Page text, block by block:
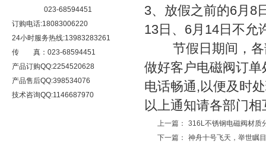
023-68594451
订购电话:18083006220
24小时服务热线:13983283261
传 真：023-68594451
产品订购QQ:2254520628
产品售后QQ:398534076
技术咨询QQ:1146687970
3、放假之前的6月8
13日、6月14日不允
节假日期间，各
做好客户电磁阀订
电话畅通,以便及时
以上通知请各部门
上一篇：
316L不锈钢电磁阀材质
下一篇：
神舟十号飞天，举世瞩目